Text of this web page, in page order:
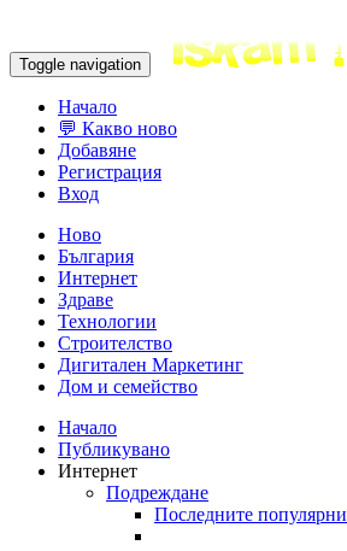
Toggle navigation
Начало
💬 Какво ново
Добавяне
Регистрация
Вход
Ново
България
Интернет
Здраве
Технологии
Строителство
Дигитален Маркетинг
Дом и семейство
Начало
Публикувано
Интернет
Подреждане
Последните популярни